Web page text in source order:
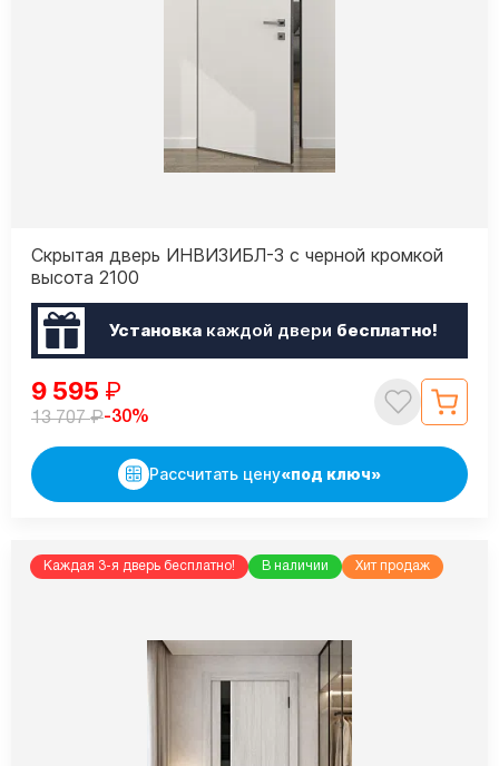
Скрытая дверь ИНВИЗИБЛ-3 с черной кромкой
высота 2100
Установкакаждой двери бесплатно!
9 595 ₽
13 707₽-30%
Рассчитать цену«под ключ»
Каждая 3-я дверь бесплатно! В наличии Хит продаж